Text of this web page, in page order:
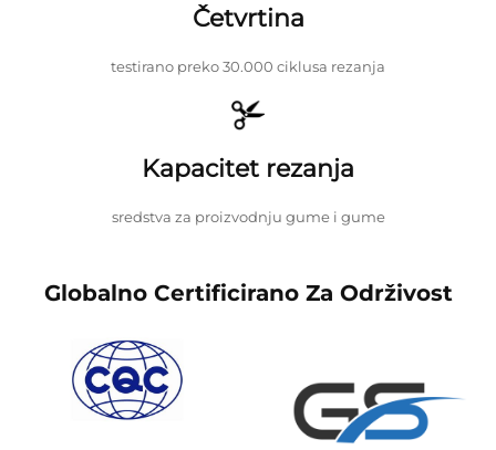
Četvrtina
testirano preko 30.000 ciklusa rezanja
Kapacitet rezanja
sredstva za proizvodnju gume i gume
Globalno Certificirano Za Održivost